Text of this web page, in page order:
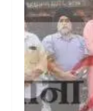
सील
हुई
के
फिर
से
खुले
ताले,
उड़ी
की